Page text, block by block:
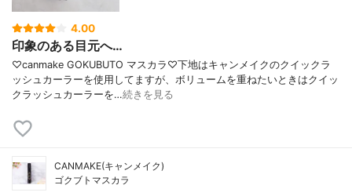
4.00
印象のある目元へ…
♡canmake GOKUBUTO マスカラ♡下地はキャンメイクのクイックラ
ッシュカーラーを使用してますが、ボリュームを重ねたいときはクイッ
クラッシュカーラーを…続きを見る
CANMAKE(キャンメイク)
ゴクブトマスカラ